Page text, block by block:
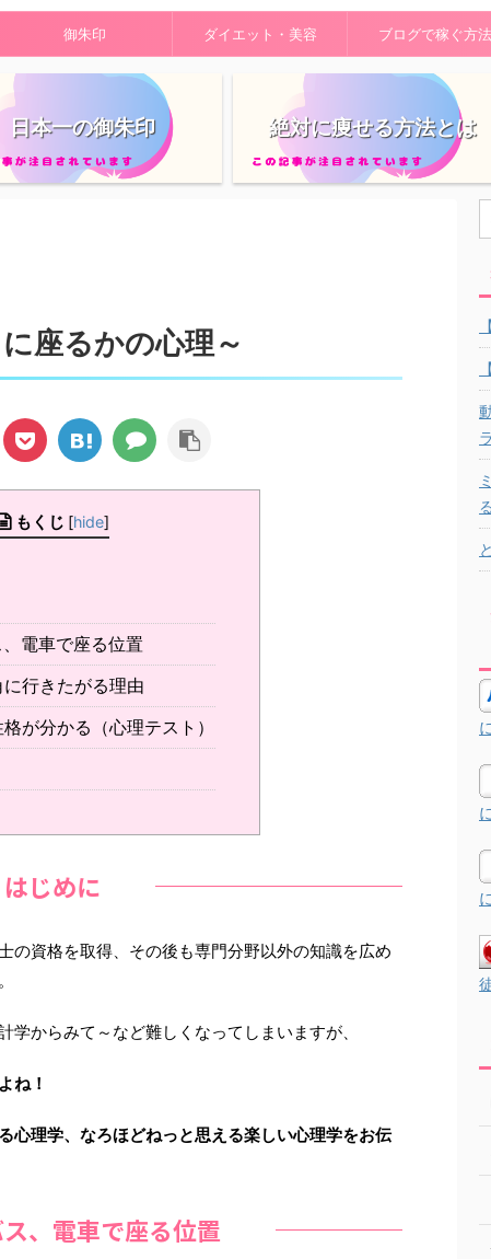
御朱印 ダイエット・美容 ブログで稼ぐ方法
日本一の御朱印 絶対に痩せる方法とは
座るかの心理～
もくじ [hide]
電車で座る位置
行きたがる理由
が分かる（心理テスト）
はじめに
の資格を取得、その後も専門分野以外の知識を広め
からみて～など難しくなってしまいますが、
ね！
心理学、なろほどねっと思える楽しい心理学をお伝
、電車で座る位置